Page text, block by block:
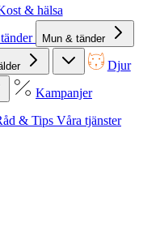
& hälsa
Mun & tänder
Djur
Kampanjer
& Tips Våra tjänster